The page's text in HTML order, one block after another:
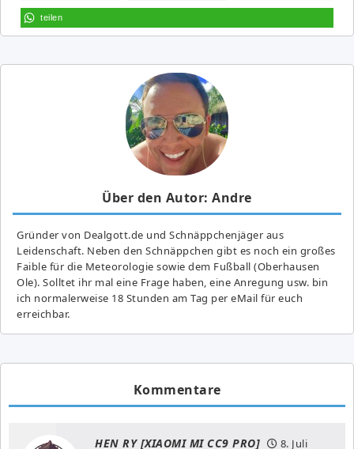
teilen
Über den Autor: Andre
Gründer von Dealgott.de und Schnäppchenjäger aus
Leidenschaft. Neben den Schnäppchen gibt es noch ein großes
Fai­ble für die Meteorologie sowie dem Fußball (Oberhausen
Ole). Solltet ihr mal eine Frage haben, eine Anregung usw. bin
ich normalerweise 18 Stunden am Tag per eMail für euch
erreichbar.
Kommentare
HEN RY [XIAOMI MI CC9 PRO]
8. Juli